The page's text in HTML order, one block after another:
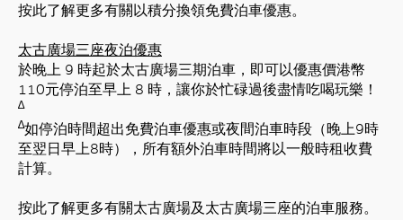
按此了解更多有關以積分換領免費泊車優惠。
太古廣場三座夜泊優惠
於晚上 9 時起於太古廣場三期泊車，即可以優惠價港幣
110元停泊至早上 8 時，讓你於忙碌過後盡情吃喝玩樂！
∆
∆如停泊時間超出免費泊車優惠或夜間泊車時段（晚上9時
至翌日早上8時），所有額外泊車時間將以一般時租收費
計算。
按此了解更多有關太古廣場及 太古廣場三座的泊車服務。